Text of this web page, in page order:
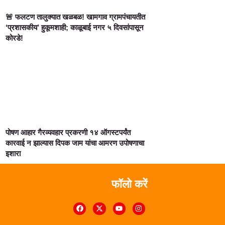
🚨 फलटण तालुक्यात खळबळ! खामगाव ग्रामपंचायतीत
‘प्रशासकीय’ हुकूमशाही; काळूबाई नगर ५ दिवसांपासून
कोरडे!
पोषण आहार गैरव्यवहार प्रकरणी १४ ऑगस्टपर्यंत
कारवाई न झाल्यास दिपक जाम यांचा आमरण उपोषणाचा
इशारा
फॉलो करें